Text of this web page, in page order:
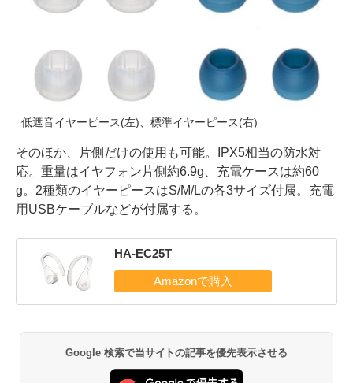
低遮音イヤーピース(左)、標準イヤーピース(右)
そのほか、片側だけの使用も可能。IPX5相当の防水対
応。重量はイヤフォン片側約6.9g、充電ケースは約60
g。2種類のイヤーピースはS/M/Lの各3サイズ付属。充電
用USBケーブルなどが付属する。
HA-EC25T
Google 検索で当サイトの記事を優先表示させる